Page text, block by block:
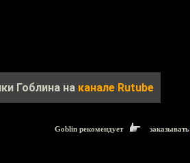
Гоблина на канале Rutube
Goblin рекомендует заказывать